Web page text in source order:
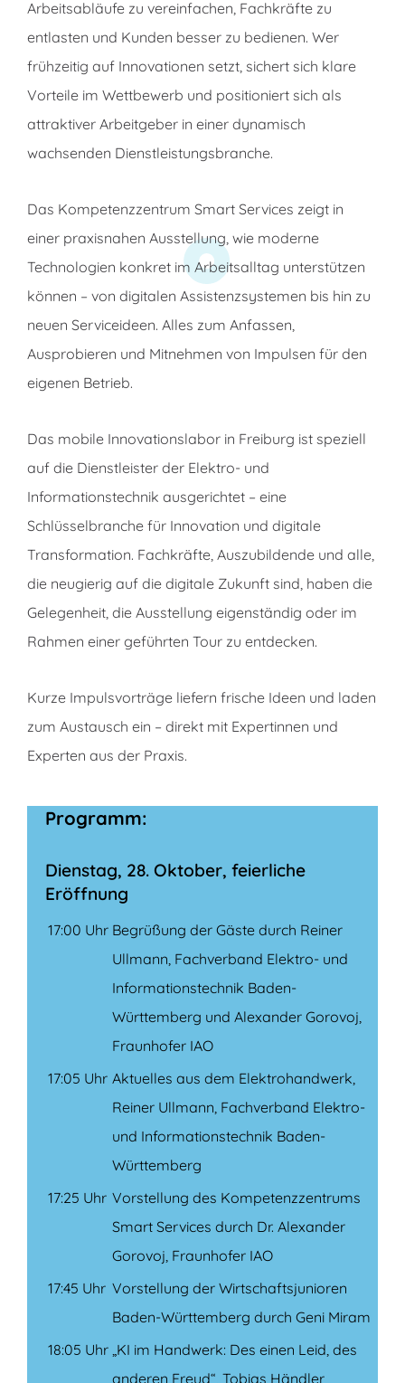
Arbeitsabläufe zu vereinfachen, Fachkräfte zu
entlasten und Kunden besser zu bedienen. Wer
frühzeitig auf Innovationen setzt, sichert sich klare
Vorteile im Wettbewerb und positioniert sich als
attraktiver Arbeitgeber in einer dynamisch
wachsenden Dienstleistungsbranche.
Das Kompetenzzentrum Smart Services zeigt in
einer praxisnahen Ausstellung, wie moderne
Technologien konkret im Arbeitsalltag unterstützen
können – von digitalen Assistenzsystemen bis hin zu
neuen Serviceideen. Alles zum Anfassen,
Ausprobieren und Mitnehmen von Impulsen für den
eigenen Betrieb.
Das mobile Innovationslabor in Freiburg ist speziell
auf die Dienstleister der Elektro- und
Informationstechnik ausgerichtet – eine
Schlüsselbranche für Innovation und digitale
Transformation. Fachkräfte, Auszubildende und alle,
die neugierig auf die digitale Zukunft sind, haben die
Gelegenheit, die Ausstellung eigenständig oder im
Rahmen einer geführten Tour zu entdecken.
Kurze Impulsvorträge liefern frische Ideen und laden
zum Austausch ein – direkt mit Expertinnen und
Experten aus der Praxis.
Programm:
Dienstag, 28. Oktober, feierliche
Eröffnung
17:00 Uhr Begrüßung der Gäste durch Reiner
Ullmann, Fachverband Elektro- und
Informationstechnik Baden-
Württemberg und Alexander Gorovoj,
Fraunhofer IAO
17:05 Uhr Aktuelles aus dem Elektrohandwerk,
Reiner Ullmann, Fachverband Elektro-
und Informationstechnik Baden-
Württemberg
17:25 Uhr Vorstellung des Kompetenzzentrums
Smart Services durch Dr. Alexander
Gorovoj, Fraunhofer IAO
17:45 Uhr Vorstellung der Wirtschaftsjunioren
Baden-Württemberg durch Geni Miram
18:05 Uhr „KI im Handwerk: Des einen Leid, des
anderen Freud“, Tobias Händler,